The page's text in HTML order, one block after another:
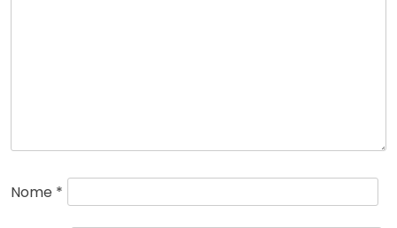
Nome *